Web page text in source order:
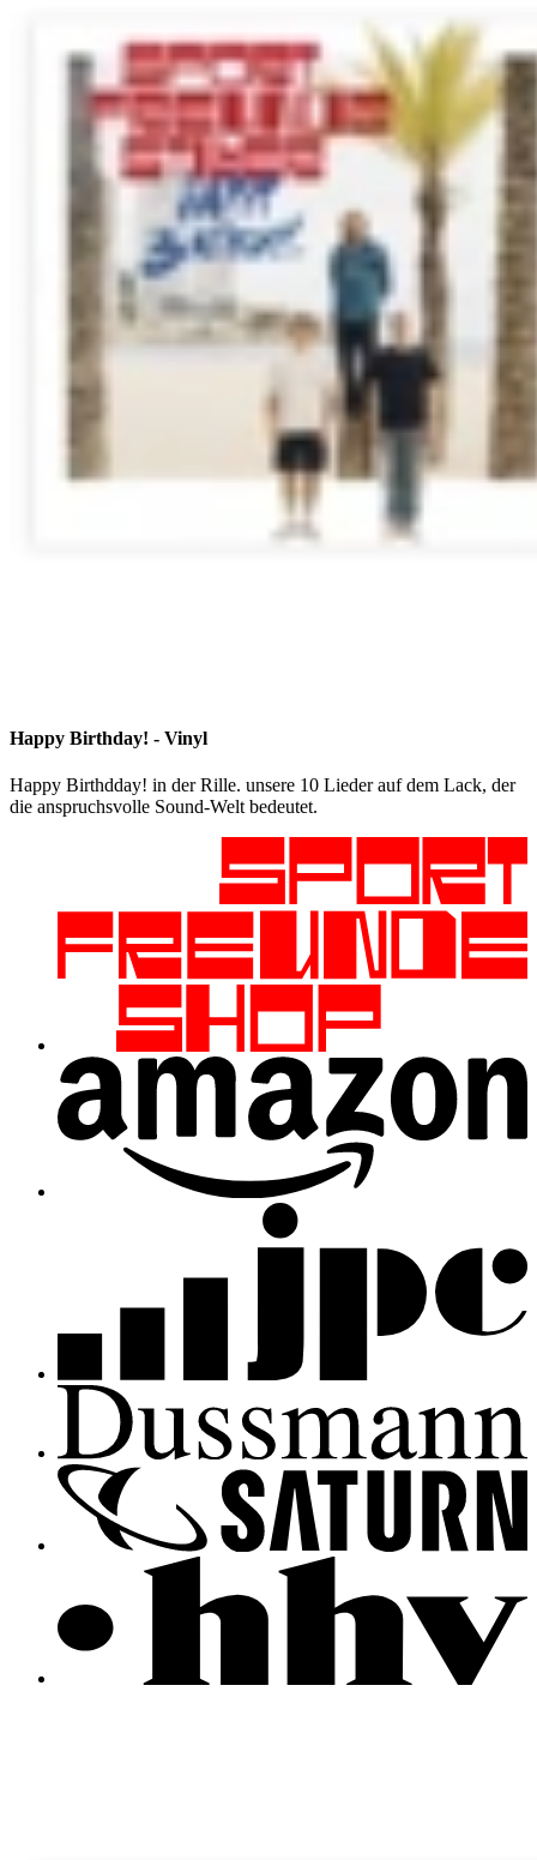
Happy Birthday! - Vinyl
Happy Birthdday! in der Rille. unsere 10 Lieder auf dem Lack, der
die anspruchsvolle Sound-Welt bedeutet.